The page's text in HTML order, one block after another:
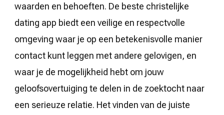
waarden en behoeften. De beste christelijke
dating app biedt een veilige en respectvolle
omgeving waar je op een betekenisvolle manier
contact kunt leggen met andere gelovigen, en
waar je de mogelijkheid hebt om jouw
geloofsovertuiging te delen in de zoektocht naar
een serieuze relatie. Het vinden van de juiste